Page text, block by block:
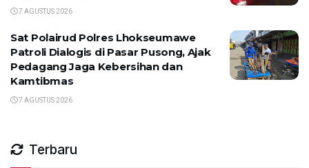
7 AGUSTUS 2026
Sat Polairud Polres Lhokseumawe
Patroli Dialogis di Pasar Pusong, Ajak
Pedagang Jaga Kebersihan dan
Kamtibmas
7 AGUSTUS 2026
Terbaru